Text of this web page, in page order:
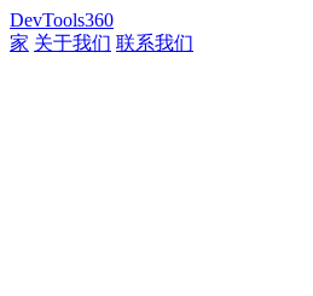
DevTools360
家 关于我们 联系我们